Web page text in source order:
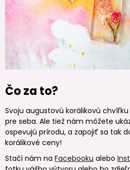
Čo za to?
Svoju augustovú korálikovú
pre seba. Ale tiež nám môžete
ospevujú prírodu, a zapojiť sa tak
korálikové ceny!
Stačí nám na Facebooku alebo